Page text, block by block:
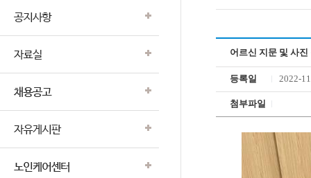
어르신 지문 및 사진
등록일 2022-
첨부파일